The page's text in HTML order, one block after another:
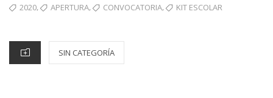
2020, APERTURA, CONVOCATORIA, KIT ESCOLAR
SIN CATEGORÍA